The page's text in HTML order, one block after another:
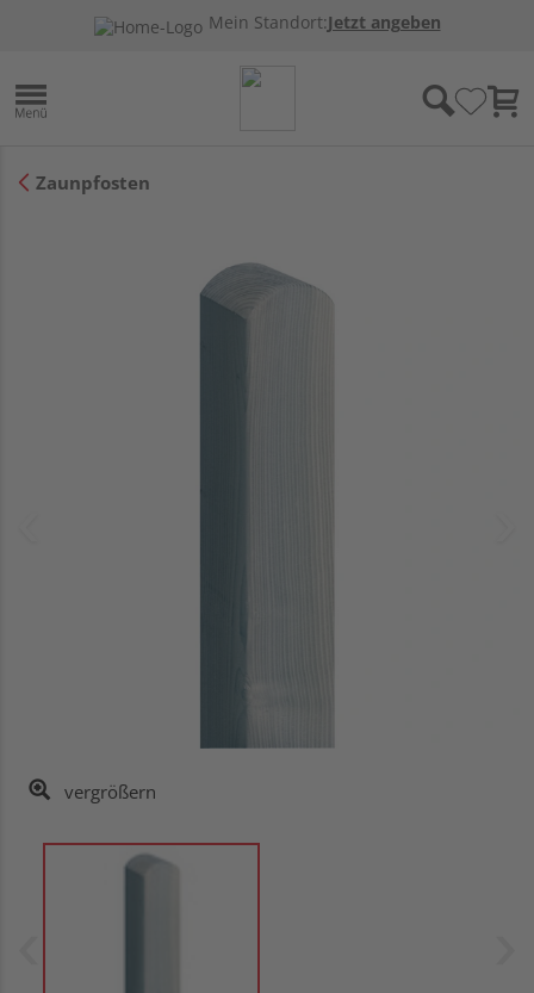
Mein Standort:Jetzt angeben
Zaunpfosten
vergrößern